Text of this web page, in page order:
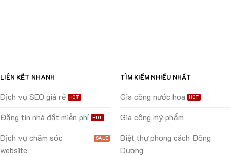
LIÊN KẾT NHANH
Dịch vụ SEO giá rẻ
Đăng tin nhà đất miễn phí
Dịch vụ chăm sóc
website
TÌM KIẾM NHIỀU NHẤT
Gia công nước hoa
Gia công mỹ phẩm
Biệt thự phong cách Đông
Dương